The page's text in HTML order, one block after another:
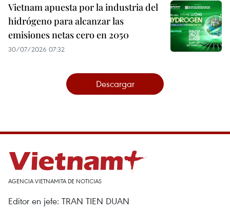
Vietnam apuesta por la industria del
hidrógeno para alcanzar las
emisiones netas cero en 2050
30/07/2026 07:32
Descargar
AGENCIA VIETNAMITA DE NOTICIAS
Editor en jefe: TRAN TIEN DUAN